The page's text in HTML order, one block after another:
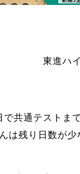
東進ハ
で共通テストま
は残り日数が少